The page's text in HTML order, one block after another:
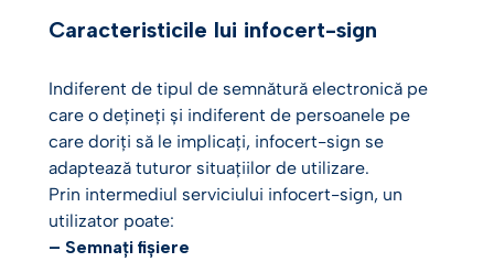
Caracteristicile lui infocert-sign
Indiferent de tipul de semnătură electronică pe
care o dețineți și indiferent de persoanele pe
care doriți să le implicați, infocert-sign se
adaptează tuturor situațiilor de utilizare.
Prin intermediul serviciului infocert-sign, un
utilizator poate:
– Semnați fișiere